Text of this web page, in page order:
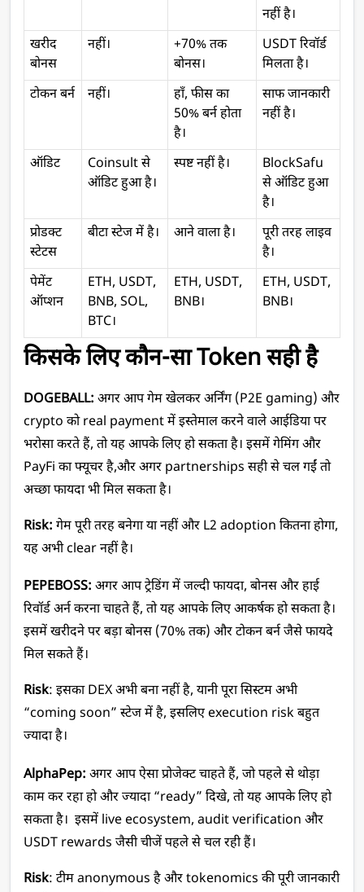
नहीं है।
खरीद
बोनस
नहीं।
+70% तक
बोनस।
USDT रिवॉर्ड
मिलता है।
टोकन बर्न
नहीं।
हाँ, फीस का
50% बर्न होता
है।
साफ जानकारी
नहीं है।
ऑडिट
Coinsult से
ऑडिट हुआ है।
स्पष्ट नहीं है।
BlockSafu
से ऑडिट हुआ
है।
प्रोडक्ट
स्टेटस
बीटा स्टेज में है। आने वाला है।
पूरी तरह लाइव
है।
पेमेंट
ऑप्शन
ETH, USDT,
BNB, SOL,
BTC।
ETH, USDT,
BNB।
ETH, USDT,
BNB।
किसके लिए कौन-सा Token सही है
DOGEBALL: अगर आप गेम खेलकर अर्निंग (P2E gaming) और
crypto को real payment में इस्तेमाल करने वाले आईडिया पर
भरोसा करते हैं, तो यह आपके लिए हो सकता है। इसमें गेमिंग और
PayFi का फ्यूचर है,और अगर partnerships सही से चल गईं तो
अच्छा फायदा भी मिल सकता है।
Risk: गेम पूरी तरह बनेगा या नहीं और L2 adoption कितना होगा,
यह अभी clear नहीं है।
PEPEBOSS: अगर आप ट्रेडिंग में जल्दी फायदा, बोनस और हाई
रिवॉर्ड अर्न करना चाहते हैं, तो यह आपके लिए आकर्षक हो सकता है।
इसमें खरीदने पर बड़ा बोनस (70% तक) और टोकन बर्न जैसे फायदे
मिल सकते हैं।
Risk: इसका DEX अभी बना नहीं है, यानी पूरा सिस्टम अभी
“coming soon” स्टेज में है, इसलिए execution risk बहुत
ज्यादा है।
AlphaPep: अगर आप ऐसा प्रोजेक्ट चाहते हैं, जो पहले से थोड़ा
काम कर रहा हो और ज्यादा “ready” दिखे, तो यह आपके लिए हो
सकता है।  इसमें live ecosystem, audit verification और
USDT rewards जैसी चीजें पहले से चल रही हैं।
Risk: टीम anonymous है और tokenomics की पूरी जानकारी